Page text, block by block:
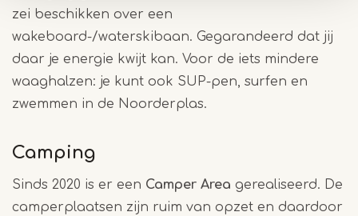
zei beschikken over een
wakeboard-/waterskibaan. Gegarandeerd dat jij
daar je energie kwijt kan. Voor de iets mindere
waaghalzen: je kunt ook SUP-pen, surfen en
zwemmen in de Noorderplas.
Camping
Sinds 2020 is er een Camper Area gerealiseerd. De
camperplaatsen zijn ruim van opzet en daardoor